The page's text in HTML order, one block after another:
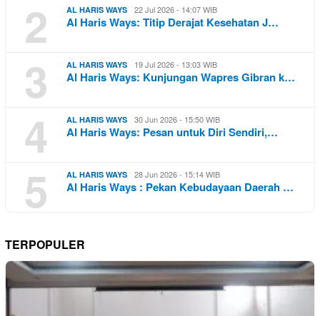
2
AL HARIS WAYS 22 Jul 2026 - 14:07 WIB
Al Haris Ways: Titip Derajat Kesehatan J…
3 AL HARIS WAYS 19 Jul 2026 - 13:03 WIB
Al Haris Ways: Kunjungan Wapres Gibran k…
4 AL HARIS WAYS 30 Jun 2026 - 15:50 WIB
Al Haris Ways: Pesan untuk Diri Sendiri,…
5 AL HARIS WAYS 28 Jun 2026 - 15:14 WIB
Al Haris Ways : Pekan Kebudayaan Daerah …
TERPOPULER